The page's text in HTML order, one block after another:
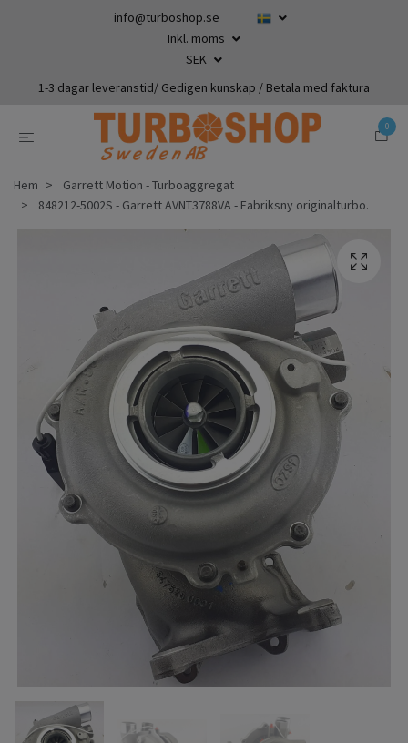
info@turboshop.se
Inkl. moms
SEK
1-3 dagar leveranstid/ Gedigen kunskap / Betala med faktura
0
Hem
Garrett Motion - Turboaggregat
848212-5002S - Garrett AVNT3788VA - Fabriksny originalturbo.